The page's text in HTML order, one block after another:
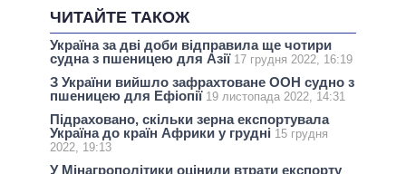
ЧИТАЙТЕ ТАКОЖ
Україна за дві доби відправила ще чотири
судна з пшеницею для Азії 17 грудня 2022, 16:19
З України вийшло зафрахтоване ООН судно з
пшеницею для Ефіопії 19 листопада 2022, 14:31
Підраховано, скільки зерна експортувала
Україна до країн Африки у грудні 15 грудня
2022, 19:13
У Мінагрополітики оцінили втрати експорту